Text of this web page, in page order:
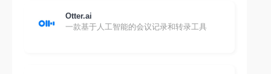
Otter.ai
一款基于人工智能的会议记录和转录工具